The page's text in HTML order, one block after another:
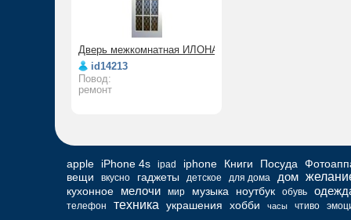
Дверь межкомнатная ИЛОНА
id14213
Повод:
ремонт
apple iPhone 4s ipad iphone Книги Посуда
вещи
вкусно гаджеты детское для дома дом
кухонное мелочи мир музыка ноутбук обувь
телефон техника украшения хобби часы чтиво